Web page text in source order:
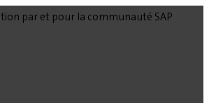
par et pour la communauté SAP